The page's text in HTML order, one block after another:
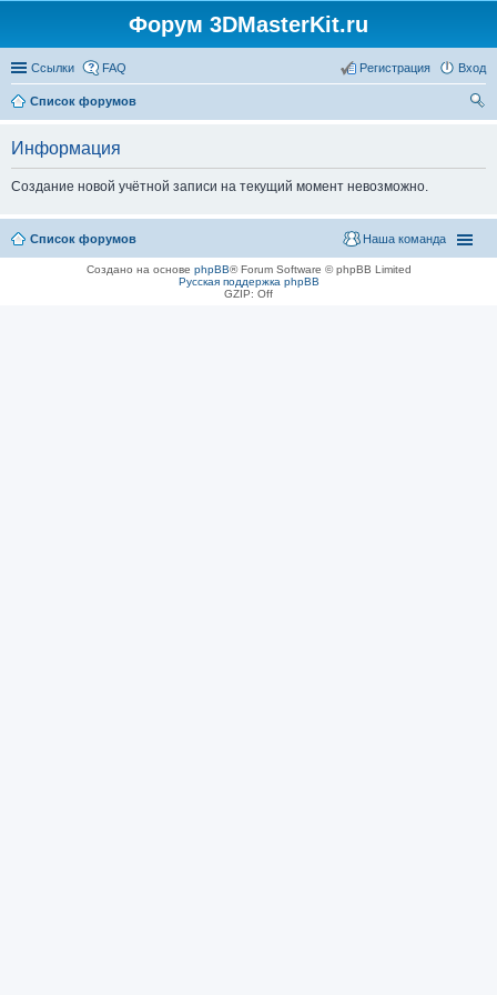
Форум 3DMasterKit.ru
Ссылки FAQ Вход
Регистрация
Список форумов
Информация
Создание новой учётной записи на текущий момент невозможно.
Список форумов Наша команда
Создано на основе phpBB® Forum Software © phpBB Limited
Русская поддержка phpBB
GZIP: Off